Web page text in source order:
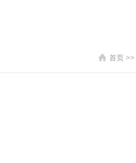
首页 >>